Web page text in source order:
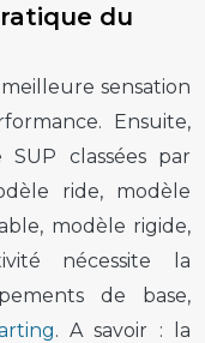
du
sensation
Ensuite,
classées par
ride, modèle
modèle rigide,
nécessite la
de base,
. A savoir : la